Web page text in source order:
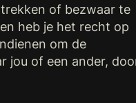
of bezwaar te
heb je het recht op
om de
jou of een ander,